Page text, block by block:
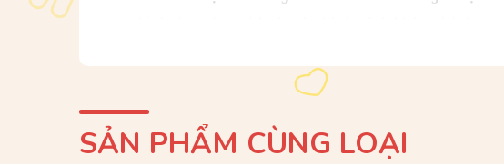
phi thường, đưa trẻ bước vào hành trình khám phá theo
hệ giữa các hiện tượng tự nhiên với nhau và tìm hiểu
Trong hành trình đó, trẻ sẽ thấy được bức tranh toàn
nhiên cho đến hoạt động nông nghiệp, công nghiệp và
SẢN PHẨM CÙNG LOẠI